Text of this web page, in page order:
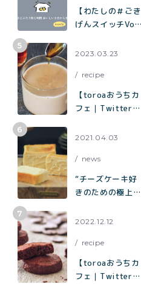
ョコバナナマフィ
ン」の作り方
【わたしの＃ごき
げんスイッチVol.
む時間 おいしい
2023.03.23
recipe
【toroaおうちカ
フェ｜Twitterで
題】烏龍茶がしっ
感たっぷり「烏龍
茶ラテ」
2021.04.03
news
“チーズケーキ好
きのための極上チ
ろ生チーズケー
2022.12.12
recipe
【toroaおうちカ
フェ｜Twitterで